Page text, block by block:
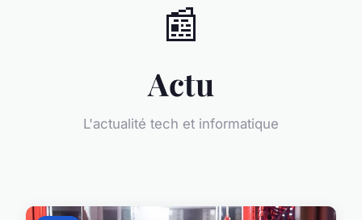
📰
Actu
L'actualité tech et informatique